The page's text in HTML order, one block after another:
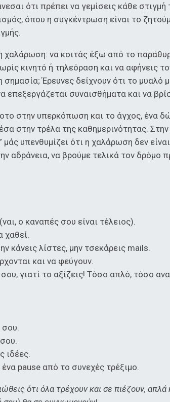
ότι πρέπει να γεμίσεις κάθε
όπου η συγκέντρωση είναι το
χαλάρωση: να κοιτάς έξω από το
κινητό ή τηλεόραση και να αφήνεις
σημασία; Έρευνες δείχνουν ότι το μυαλό
επεξεργάζεται συναισθήματα και να
στην υπερκόπωση και το άγχος, ένα
στην τρέλα της καθημερινότητας.
μάς υπενθυμίζει ότι η χαλάρωση δεν
αδράνεια, να βρούμε τελικά τον δρόμο
ο καναπές σου είναι τέλειος).
χαθεί.
κάνεις λίστες, μην τσεκάρεις mails.
και να φεύγουν.
γιατί το αξίζεις! Τόσο απλό, τόσο
σου.
ιδέες.
pause από το συνεχές τρέξιμο.
ότι όλα τρέχουν και σε πιέζουν,